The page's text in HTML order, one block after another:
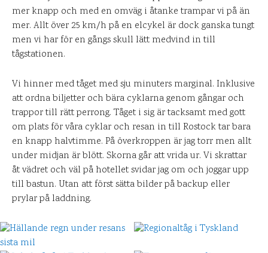
mer knapp och med en omväg i åtanke trampar vi på än
mer. Allt över 25 km/h på en elcykel är dock ganska tungt
men vi har för en gångs skull lätt medvind in till
tågstationen.
Vi hinner med tåget med sju minuters marginal. Inklusive
att ordna biljetter och bära cyklarna genom gångar och
trappor till rätt perrong. Tåget i sig är tacksamt med gott
om plats för våra cyklar och resan in till Rostock tar bara
en knapp halvtimme. På överkroppen är jag torr men allt
under midjan är blött. Skorna går att vrida ur. Vi skrattar
åt vädret och väl på hotellet svidar jag om och joggar upp
till bastun. Utan att först sätta bilder på backup eller
prylar på laddning.